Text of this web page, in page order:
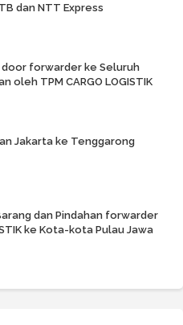
dan NTT Express
door forwarder ke Seluruh
oleh TPM CARGO LOGISTIK
Jakarta ke Tenggarong
dan Pindahan forwarder
ke Kota-kota Pulau Jawa